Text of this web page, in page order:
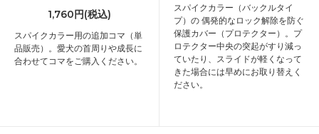
1,760円(税込)
スパイクカラー用の追加コマ（単
品販売）。愛犬の首周りや成長に
合わせてコマをご購入ください。
スパイクカラー（バックルタイ
プ）の 偶発的なロック解除を防ぐ
保護カバー（プロテクター）。プ
ロテクター中央の突起がすり減っ
ていたり、スライドが軽くなって
きた場合には早めにお取り替えく
ださい。